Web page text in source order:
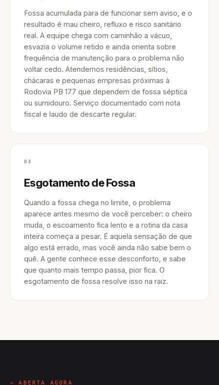
Fossa acumulada para de funcionar sem aviso, e o
resultado é mau cheiro, refluxo e risco sanitário
real. A equipe chega com caminhão a vácuo,
esvazia o volume retido e ainda orienta sobre
frequência de manutenção para o problema não
voltar cedo. Atendemos residências, sítios,
chácaras e pequenas empresas próximas à
Rodovia PB 177 que dependem de fossa séptica
ou sumidouro. Serviço documentado com nota
fiscal e laudo de descarte regular.
03
Esgotamento de Fossa
Quando a fossa chega no limite, o problema
aparece antes mesmo de você perceber: o cheiro
muda, o escoamento fica lento e a rotina da casa
inteira começa a pesar. É aquela sensação de que
algo está errado, mas você ainda não sabe bem o
quê. A gente conhece esse desconforto, e sabe
que quanto mais tempo passa, pior fica. O
esgotamento de fossa resolve isso na raiz.
→ ABERTA AGORA